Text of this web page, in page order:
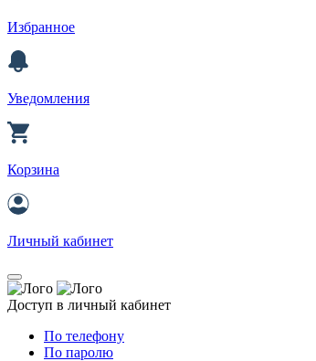
Избранное
Уведомления
Корзина
Личный кабинет
Доступ в личный кабинет
По телефону
По паролю